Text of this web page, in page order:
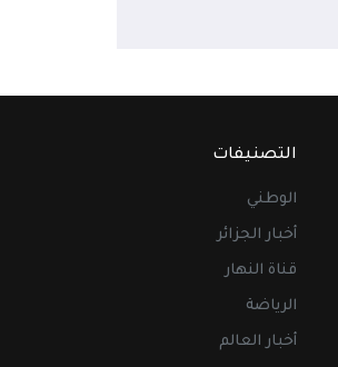
التصنيفات
الوطني
أخبار الجزائر
قناة النهار
الرياضة
أخبار العالم